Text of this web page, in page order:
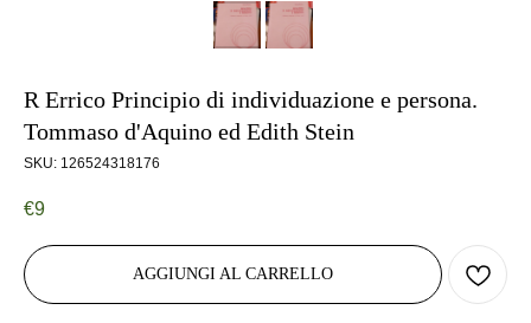
R Errico Principio di individuazione e persona.
Tommaso d'Aquino ed Edith Stein
SKU: 126524318176
€9
AGGIUNGI AL CARRELLO